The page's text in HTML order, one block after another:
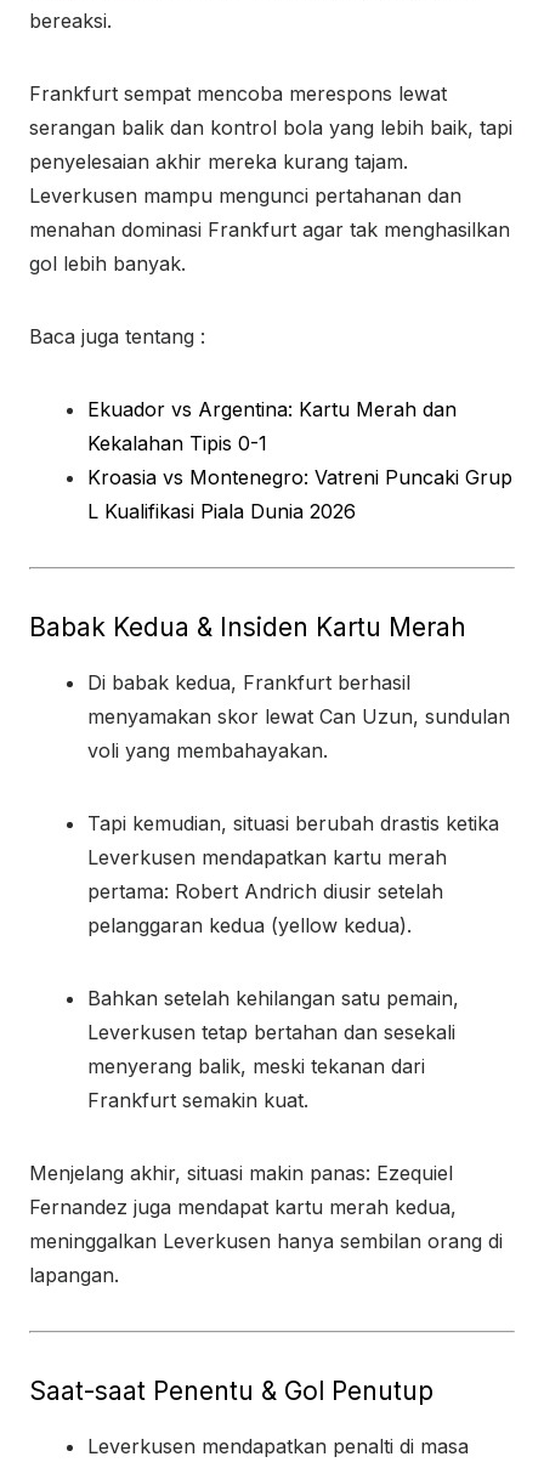
bereaksi.
Frankfurt sempat mencoba merespons lewat
serangan balik dan kontrol bola yang lebih baik, tapi
penyelesaian akhir mereka kurang tajam.
Leverkusen mampu mengunci pertahanan dan
menahan dominasi Frankfurt agar tak menghasilkan
gol lebih banyak.
Baca juga tentang :
Ekuador vs Argentina: Kartu Merah dan
Kekalahan Tipis 0-1
Kroasia vs Montenegro: Vatreni Puncaki Grup
L Kualifikasi Piala Dunia 2026
Babak Kedua & Insiden Kartu Merah
Di babak kedua, Frankfurt berhasil
menyamakan skor lewat Can Uzun, sundulan
voli yang membahayakan.
Tapi kemudian, situasi berubah drastis ketika
Leverkusen mendapatkan kartu merah
pertama: Robert Andrich diusir setelah
pelanggaran kedua (yellow kedua).
Bahkan setelah kehilangan satu pemain,
Leverkusen tetap bertahan dan sesekali
menyerang balik, meski tekanan dari
Frankfurt semakin kuat.
Menjelang akhir, situasi makin panas: Ezequiel
Fernandez juga mendapat kartu merah kedua,
meninggalkan Leverkusen hanya sembilan orang di
lapangan.
Saat-saat Penentu & Gol Penutup
Leverkusen mendapatkan penalti di masa